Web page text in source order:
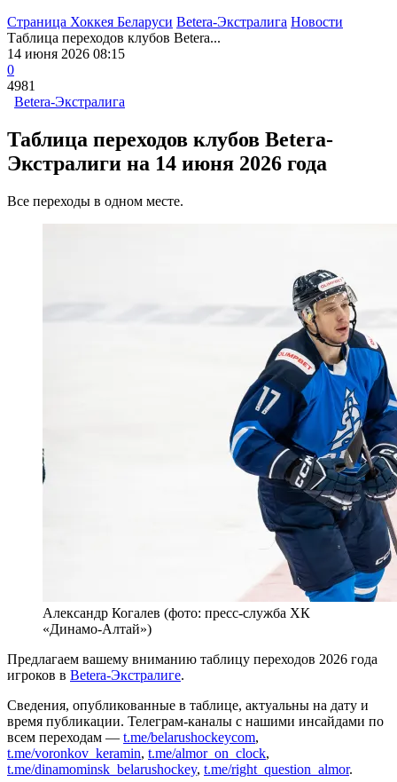
Страница Хоккея Беларуси Betera-Экстралига Новости
Таблица переходов клубов Betera...
14 июня 2026 08:15
0
4981
Betera-Экстралига
Таблица переходов клубов Betera-
Экстралиги на 14 июня 2026 года
Все переходы в одном месте.
Александр Когалев (фото: пресс-служба ХК
«Динамо-Алтай»)
Предлагаем вашему вниманию таблицу переходов 2026 года
игроков в Betera-Экстралиге.
Сведения, опубликованные в таблице, актуальны на дату и
время публикации. Телеграм-каналы с нашими инсайдами по
всем переходам — t.me/belarushockeycom,
t.me/voronkov_keramin, t.me/almor_on_clock,
t.me/dinamominsk_belarushockey, t.me/right_question_almor.